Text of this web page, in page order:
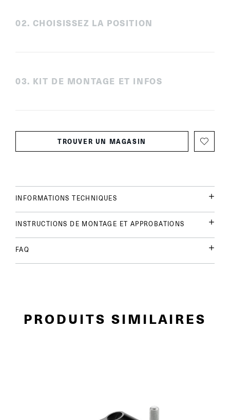
02. CHOISISSEZ LA POSITION
03. KIT DE MONTAGE ET INFOS
TROUVER UN MAGASIN
INFORMATIONS TECHNIQUES
INSTRUCTIONS DE MONTAGE ET APPROBATIONS
FAQ
PRODUITS SIMILAIRES